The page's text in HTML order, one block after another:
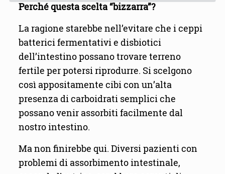
Perché questa scelta “bizzarra”?
La ragione starebbe nell’evitare che i ceppi
batterici fermentativi e disbiotici
dell’intestino possano trovare terreno
fertile per potersi riprodurre. Si scelgono
così appositamente cibi con un’alta
presenza di carboidrati semplici che
possano venir assorbiti facilmente dal
nostro intestino.
Ma non finirebbe qui. Diversi pazienti con
problemi di assorbimento intestinale,